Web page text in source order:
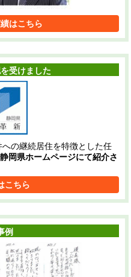
はこちら
受けました
の継続居住を特徴とした任
静岡県ホームページにて紹介さ
こちら
例